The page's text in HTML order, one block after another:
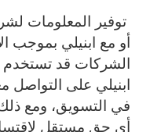
توفير المعلومات
أو مع ابنيلي بموجب
الشركات قد
ابنيلي على
في التسويق، ومع
أي حق مستقل